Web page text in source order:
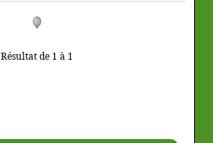
Résultat de 1 à 1